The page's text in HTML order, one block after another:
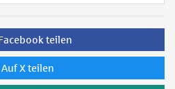
teilen
Auf X teilen